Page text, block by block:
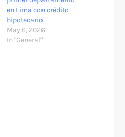
en Lima con crédito
hipotecario
May 6, 2026
In "General"